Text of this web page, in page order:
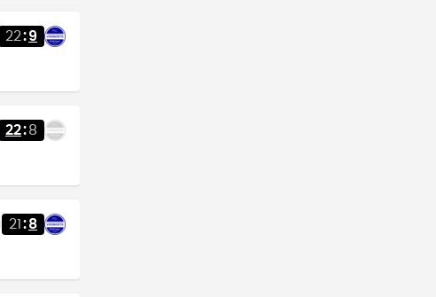
22:9
22:8
21 :8